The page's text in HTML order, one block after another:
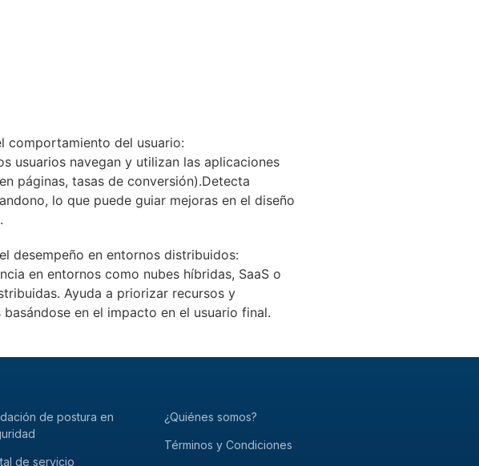
comportamiento del usuario:
usuarios navegan y utilizan las aplicaciones
páginas, tasas de conversión).Detecta
lo que puede guiar mejoras en el diseño
desempeño en entornos distribuidos:
en entornos como nubes híbridas, SaaS o
Ayuda a priorizar recursos y
en el impacto en el usuario final.
de postura en
de servicio
¿Quiénes somos?
Términos y Condiciones